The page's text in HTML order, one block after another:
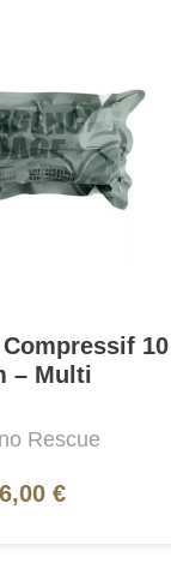
10
– Multi
Rescue
6,00 €